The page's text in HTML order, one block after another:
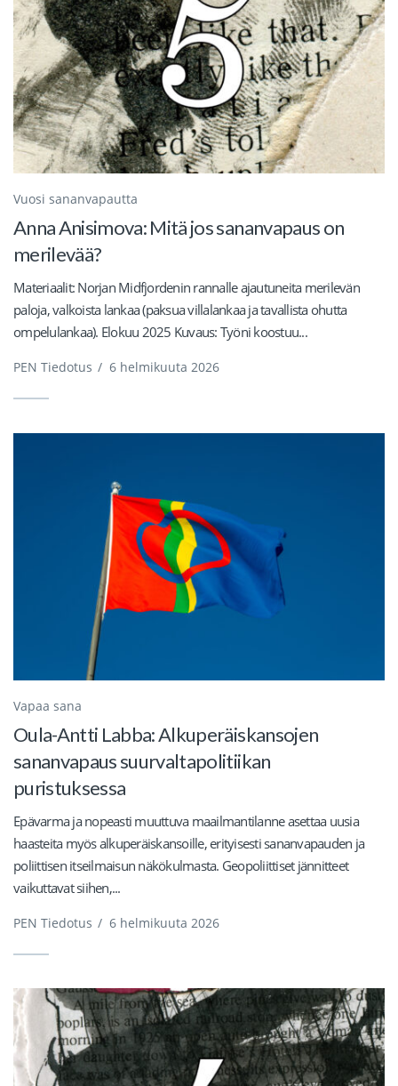
Vuosi sananvapautta
Anna Anisimova: Mitä jos sananvapaus on
merilevää?
Materiaalit: Norjan Midfjordenin rannalle ajautuneita merilevän
paloja, valkoista lankaa (paksua villalankaa ja tavallista ohutta
ompelulankaa). Elokuu 2025 Kuvaus: Työni koostuu...
PEN Tiedotus / 6 helmikuuta 2026
Vapaa sana
Oula-Antti Labba: Alkuperäiskansojen
sananvapaus suurvaltapolitiikan
puristuksessa
Epävarma ja nopeasti muuttuva maailmantilanne asettaa uusia
haasteita myös alkuperäiskansoille, erityisesti sananvapauden ja
poliittisen itseilmaisun näkökulmasta. Geopoliittiset jännitteet
vaikuttavat siihen,...
PEN Tiedotus / 6 helmikuuta 2026